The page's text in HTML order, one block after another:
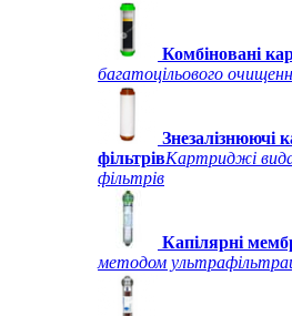
Комбіновані
багатоцільового
Знезалізнюючі
фільтрівКартриджі
фільтрів
Капілярні
методом